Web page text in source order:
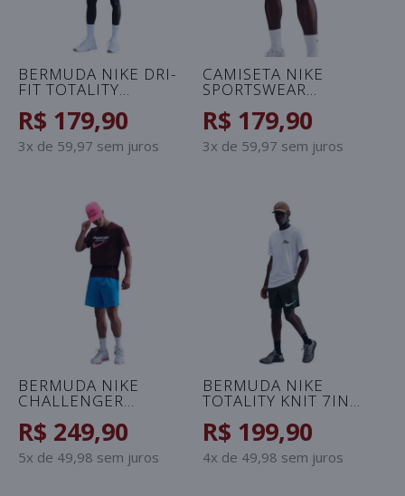
BERMUDA NIKE DRI-
FIT TOTALITY
VERDE/BRANCO
R$ 179,90
3x de 59,97 sem juros
CAMISETA NIKE
SPORTSWEAR
MASCULINA - VERDE
R$ 179,90
3x de 59,97 sem juros
BERMUDA NIKE
CHALLENGER
R$ 249,90
5x de 49,98 sem juros
BERMUDA NIKE
TOTALITY KNIT 7IN
R$ 199,90
4x de 49,98 sem juros